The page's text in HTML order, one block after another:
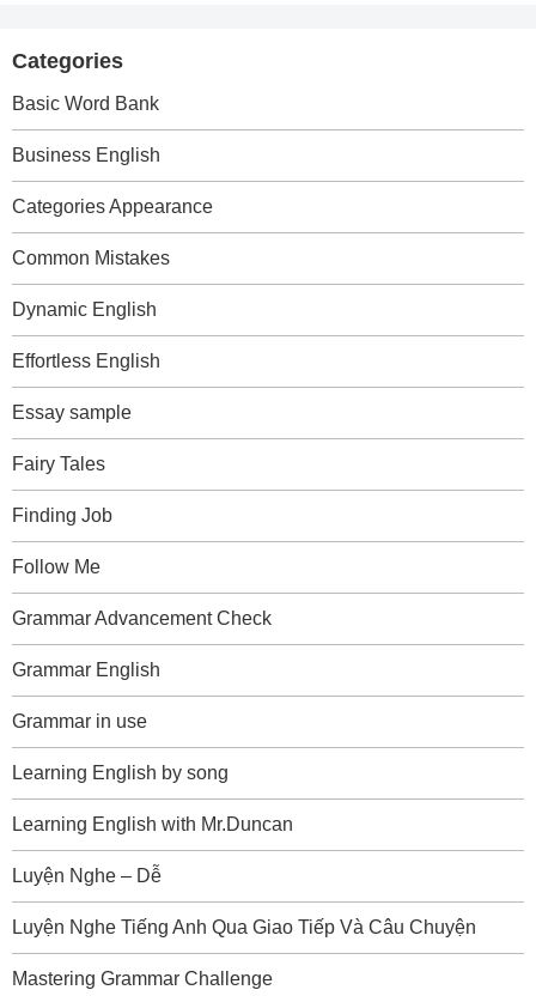
Categories
Basic Word Bank
Business English
Categories Appearance
Common Mistakes
Dynamic English
Effortless English
Essay sample
Fairy Tales
Finding Job
Follow Me
Grammar Advancement Check
Grammar English
Grammar in use
Learning English by song
Learning English with Mr.Duncan
Luyện Nghe – Dễ
Luyện Nghe Tiếng Anh Qua Giao Tiếp Và Câu Chuyện
Mastering Grammar Challenge